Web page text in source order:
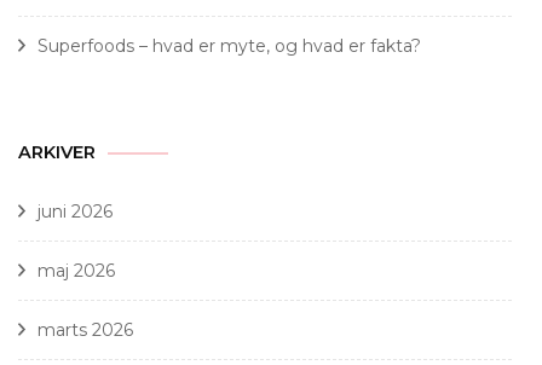
Superfoods – hvad er myte, og hvad er fakta?
ARKIVER
juni 2026
maj 2026
marts 2026